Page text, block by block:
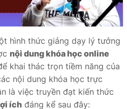
hình thức giảng dạy lý tưởng
nội dung khóa học online
khai thác trọn tiềm năng của
nội dung khóa học trực
là việc truyền đạt kiến thức
ích đáng kể sau đây: